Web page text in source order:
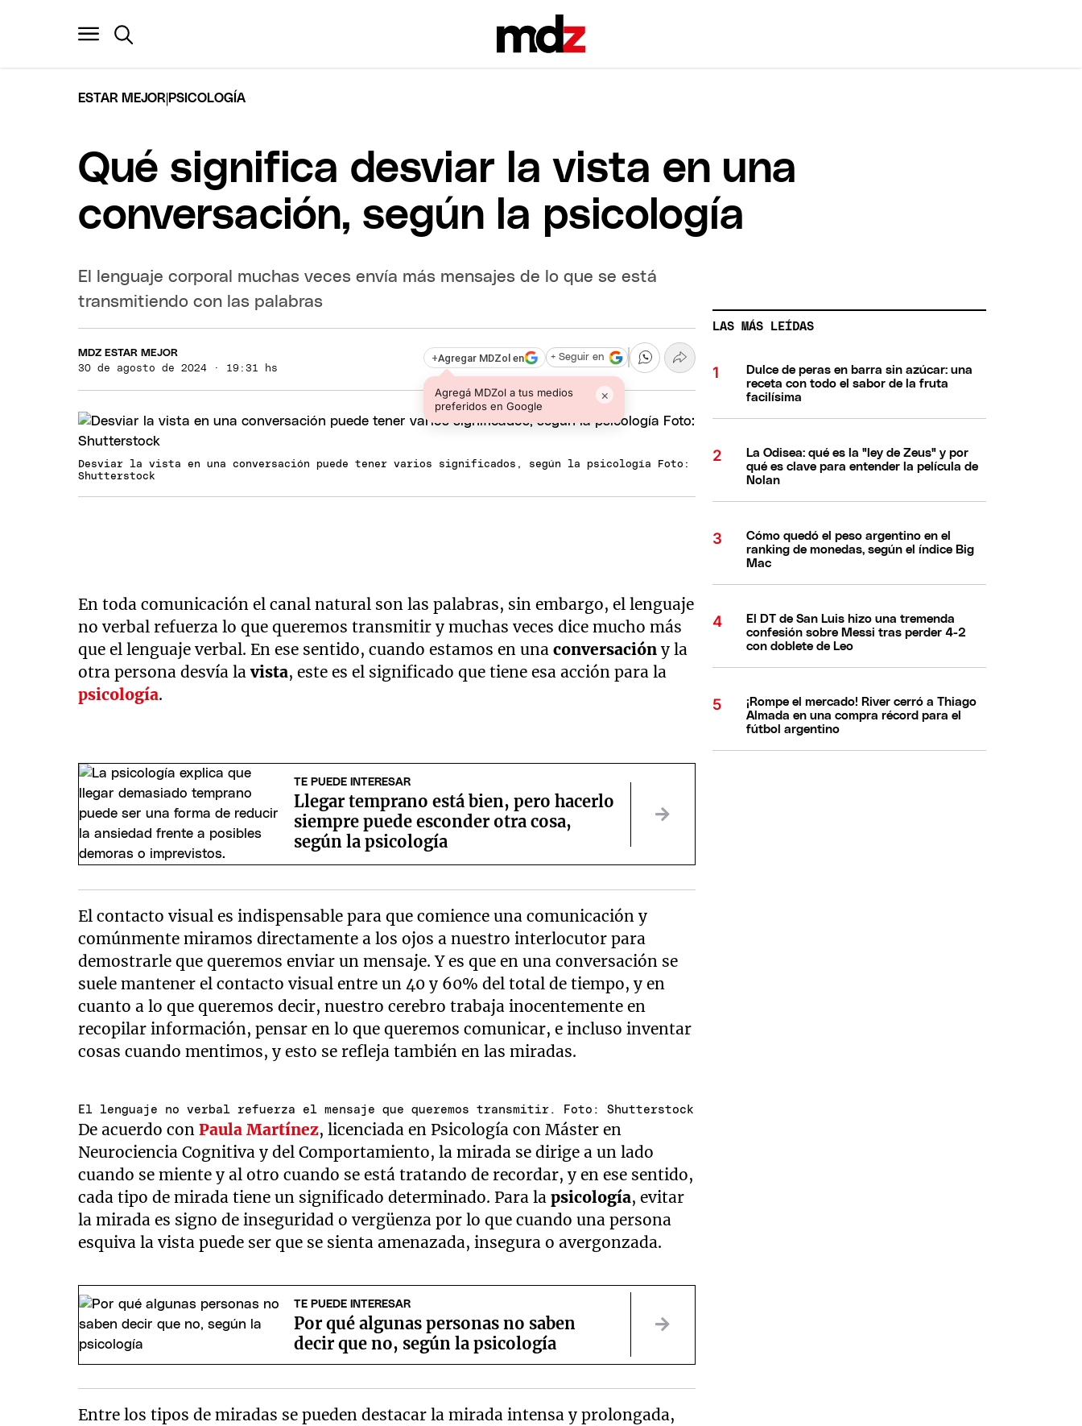
ESTAR MEJOR PSICOLOGÍA
Qué significa desviar la vista en una
conversación, según la psicología
El lenguaje corporal muchas veces envía más mensajes de lo que se está
transmitiendo con las palabras
MDZ ESTAR MEJOR
30 de agosto de 2024 · 19:31 hs
+Agregar MDZol en
Agregá MDZol a tus medios
preferidos en Google
×
+ Seguir en
Desviar la vista en una conversación puede tener varios significados, según la psicología Foto:
Shutterstock
En toda comunicación el canal natural son las palabras, sin embargo, el lenguaje
no verbal refuerza lo que queremos transmitir y muchas veces dice mucho más
que el lenguaje verbal. En ese sentido, cuando estamos en unaconversación y la
otra persona desvía lavista, este es el significado que tiene esa acción para la
psicología.
TE PUEDE INTERESAR
Llegar temprano está bien, pero hacerlo
siempre puede esconder otra cosa,
según la psicología
El contacto visual es indispensable para que comience una comunicación y
comúnmente miramos directamente a los ojos a nuestro interlocutor para
demostrarle que queremos enviar un mensaje. Y es que en una conversación se
suele mantener el contacto visual entre un 40 y 60% del total de tiempo, y en
cuanto a lo que queremos decir, nuestro cerebro trabaja inocentemente en
recopilar información, pensar en lo que queremos comunicar, e incluso inventar
cosas cuando mentimos, y esto se refleja también en las miradas.
El lenguaje no verbal refuerza el mensaje que queremos transmitir. Foto: Shutterstock
De acuerdo conPaula Martínez, licenciada en Psicología con Máster en
Neurociencia Cognitiva y del Comportamiento, la mirada se dirige a un lado
cuando se miente y al otro cuando se está tratando de recordar, y en ese sentido,
cada tipo de mirada tiene un significado determinado. Para lapsicología, evitar
la mirada es signo de inseguridad o vergüenza por lo que cuando una persona
esquiva la vista puede ser que se sienta amenazada, insegura o avergonzada.
TE PUEDE INTERESAR
Por qué algunas personas no saben
decir que no, según la psicología
Entre los tipos de miradas se pueden destacar la mirada intensa y prolongada,
LAS MÁS LEÍDAS
Dulce de peras en barra sin azúcar: una
receta con todo el sabor de la fruta
facilísima
La Odisea: qué es la "ley de Zeus" y por
qué es clave para entender la película de
Nolan
Cómo quedó el peso argentino en el
ranking de monedas, según el índice Big
Mac
El DT de San Luis hizo una tremenda
confesión sobre Messi tras perder 4-2
con doblete de Leo
¡Rompe el mercado! River cerró a Thiago
Almada en una compra récord para el
fútbol argentino